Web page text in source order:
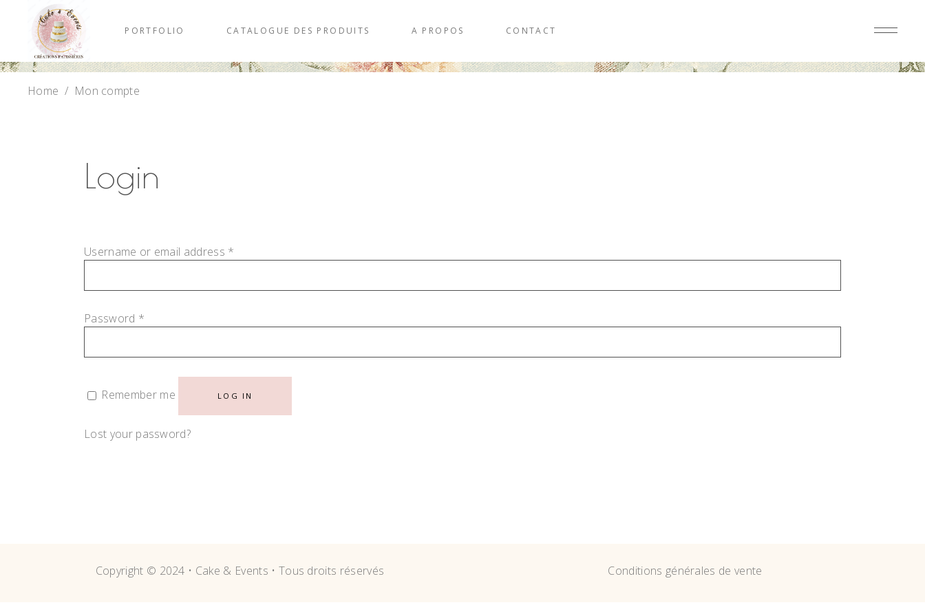
PORTFOLIO CATALOGUE DES PRODUITS A PROPOS CONTACT
Home / Mon compte
Login
Username or email address *
Password *
Remember me LOG IN
Lost your password?
Copyright © 2024 • Cake & Events • Tous droits réservés Conditions générales de vente